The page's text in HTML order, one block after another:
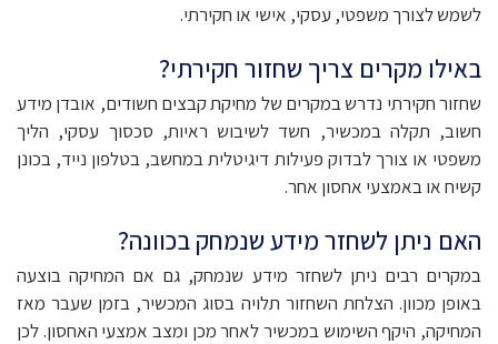
לשמש לצורך משפטי, עסקי, אישי או חקירתי.
באילו מקרים צריך שחזור חקירתי?
שחזור חקירתי נדרש במקרים של מחיקת קבצים חשודים, אובדן מידע
חשוב, תקלה במכשיר, חשד לשיבוש ראיות, סכסוך עסקי, הליך
משפטי או צורך לבדוק פעילות דיגיטלית במחשב, בטלפון נייד, בכונן
קשיח או באמצעי אחסון אחר.
האם ניתן לשחזר מידע שנמחק בכוונה?
במקרים רבים ניתן לשחזר מידע שנמחק, גם אם המחיקה בוצעה
באופן מכוון. הצלחת השחזור תלויה בסוג המכשיר, בזמן שעבר מאז
המחיקה, היקף השימוש במכשיר לאחר מכן ומצב אמצעי האחסון. לכן